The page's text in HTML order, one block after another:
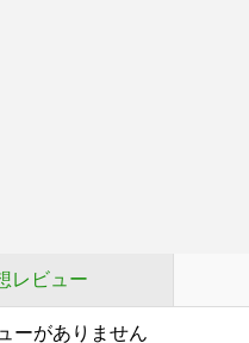
レビュー
ーがありません